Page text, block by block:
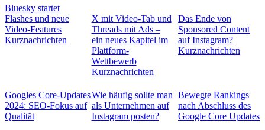
Bluesky startet
Flashes und neue
Video-Features
Kurznachrichten
X mit Video-Tab und
Threads mit Ads –
ein neues Kapitel im
Plattform-
Wettbewerb
Kurznachrichten
Das Ende von
Sponsored Content
auf Instagram?
Kurznachrichten
Googles Core-Updates
2024: SEO-Fokus auf
Qualität
Wie häufig sollte man
als Unternehmen auf
Instagram posten?
Bewegte Rankings
nach Abschluss des
Google Core Updates